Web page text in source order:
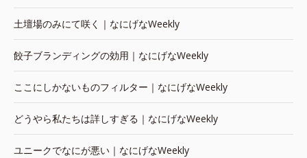
土壇場のみにて咲く｜なにげなWeekly
餃子ブランディングの効用｜なにげなWeekly
ここにしかないものフィルター｜なにげなWeekly
どうやら私たちは詳しすぎる｜なにげなWeekly
ユニークでなにが悪い｜なにげなWeekly